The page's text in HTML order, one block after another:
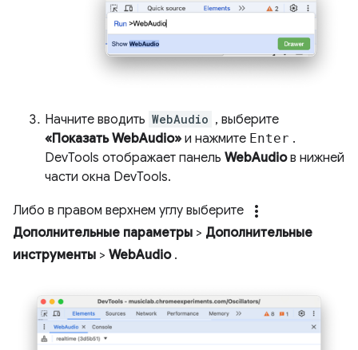
Начните вводить WebAudio , выберите
«Показать WebAudio» и нажмите Enter .
DevTools отображает панель WebAudioв нижней
части окна DevTools.
Либо в правом верхнем углу выберите more_vert
Дополнительные параметры > Дополнительные
инструменты > WebAudio.